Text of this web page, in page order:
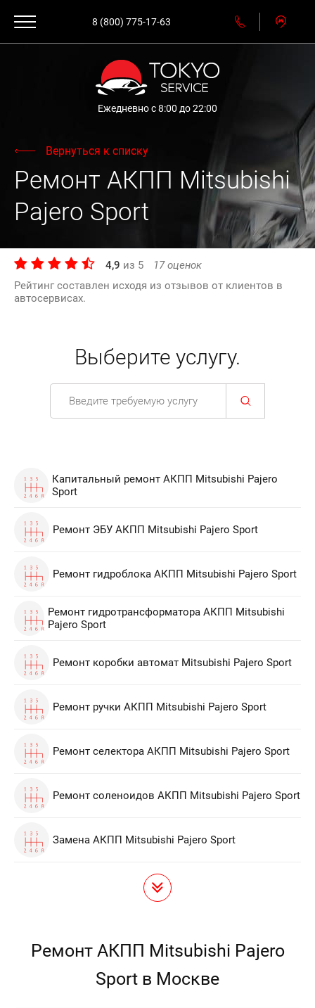
8 (800) 775-17-63
Ежедневно с 8:00 до 22:00
Вернуться к списку
Ремонт АКПП Mitsubishi
Pajero Sport
4,9 из 5 17оценок
Рейтинг составлен исходя из отзывов от клиентов в
автосервисах.
Выберите услугу.
Капитальный ремонт АКПП Mitsubishi Pajero
Sport
Ремонт ЭБУ АКПП Mitsubishi Pajero Sport
Ремонт гидроблока АКПП Mitsubishi Pajero Sport
Ремонт гидротрансформатора АКПП Mitsubishi
Pajero Sport
Ремонт коробки автомат Mitsubishi Pajero Sport
Ремонт ручки АКПП Mitsubishi Pajero Sport
Ремонт селектора АКПП Mitsubishi Pajero Sport
Ремонт соленоидов АКПП Mitsubishi Pajero Sport
Замена АКПП Mitsubishi Pajero Sport
Ремонт АКПП Mitsubishi Pajero
Sport в Москве